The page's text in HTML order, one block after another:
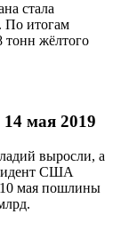
стала
По итогам
тонн жёлтого
мая 2019
выросли, а
США
10 мая пошлины